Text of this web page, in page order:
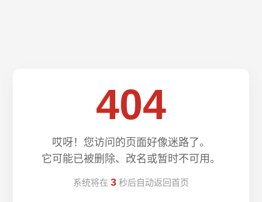
404
哎呀！您访问的页面好像迷路了。
它可能已被删除、改名或暂时不可用。
系统将在 3 秒后自动返回首页